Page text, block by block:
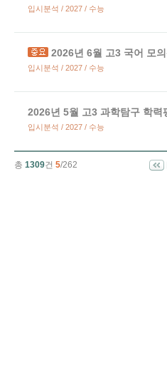
입시분석 / 2027 / 수능
2026년 6월 고3 국어 모
입시분석 / 2027 / 수능
2026년 5월 고3 과학탐구 학력
입시분석 / 2027 / 수능
총 1309건 5/262